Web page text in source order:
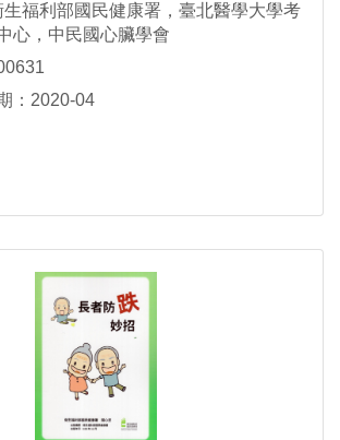
福利部國民健康署，臺北醫學大學考
心，中民國心臟學會
：2020-04